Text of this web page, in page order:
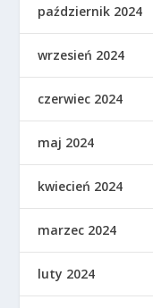
październik 2024
wrzesień 2024
czerwiec 2024
maj 2024
kwiecień 2024
marzec 2024
luty 2024